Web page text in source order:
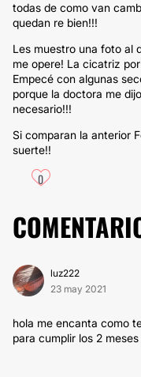
todas de como van
quedan re bien!!!
Les muestro una foto al
me opere! La cicatriz
Empecé con algunas
porque la doctora me
necesario!!!
Si comparan la anterior
suerte!!
0
luz222
23 may 2021
hola me encanta como
para cumplir los 2